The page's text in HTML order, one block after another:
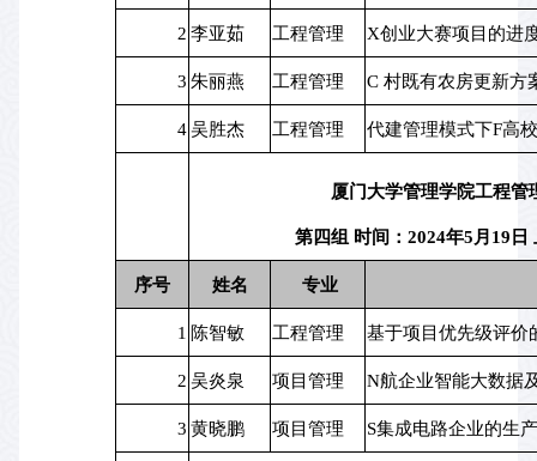
2 李亚茹 工程管理 X创业大赛项目的进
3 朱丽燕 工程管理 C 村既有农房更新方
4吴胜杰 工程管理 代建管理模式下F高
厦门大学管理学院工程管
第四组 时间：2024年5月19
序号 姓名 专业
1 陈智敏 工程管理 基于项目优先级评价
2 吴炎泉 项目管理 N航企业智能大数据
3 黄晓鹏 项目管理 S集成电路企业的生